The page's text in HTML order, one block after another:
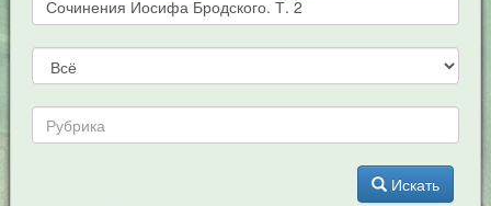
Искать